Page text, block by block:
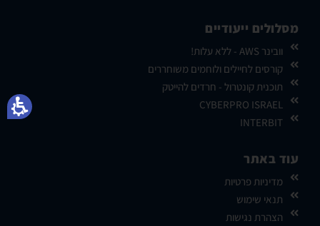
מסלולים ייעודיים
וובינר AWS - ללא עלות!
קורסים לחיילים ולוחמים משוחררים
תוכנית קונטרול - חרדים להייטק
CYBERPRO ISRAEL
INTERBIT
עוד באתר
מדיניות פרטיות
תנאי שימוש
הצהרת נגישות